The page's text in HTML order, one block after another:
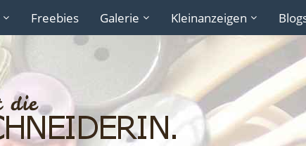
Freebies Galerie Kleinanzeigen